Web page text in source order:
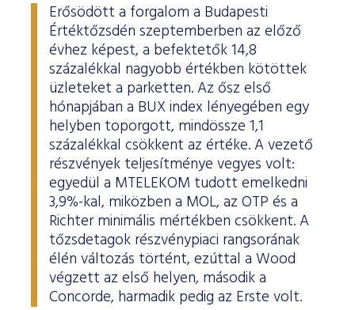
Erősödött a forgalom a Budapesti
Értéktőzsdén szeptemberben az előző
évhez képest, a befektetők 14,8
százalékkal nagyobb értékben kötöttek
üzleteket a parketten. Az ősz első
hónapjában a BUX index lényegében egy
helyben toporgott, mindössze 1,1
százalékkal csökkent az értéke. A vezető
részvények teljesítménye vegyes volt:
egyedül a MTELEKOM tudott emelkedni
3,9%-kal, miközben a MOL, az OTP és a
Richter minimális mértékben csökkent. A
tőzsdetagok részvénypiaci rangsorának
élén változás történt, ezúttal a Wood
végzett az első helyen, második a
Concorde, harmadik pedig az Erste volt.